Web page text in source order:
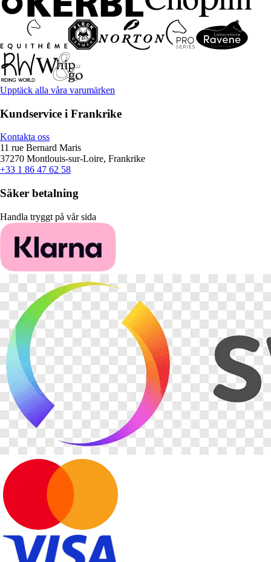
Upptäck alla våra varumärken
Kundservice i Frankrike
Kontakta oss
11 rue Bernard Maris
37270 Montlouis-sur-Loire, Frankrike
+33 1 86 47 62 58
Säker betalning
Handla tryggt på vår sida